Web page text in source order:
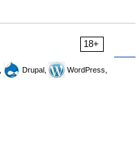
18+
Drupal,
WordPress,